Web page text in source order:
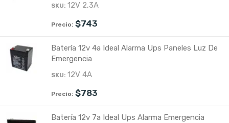
12V 2,3A
$743
Batería 12v 4a Ideal Alarma Ups Paneles Luz De
Emergencia
12V 4A
$783
Batería 12v 7a Ideal Ups Alarma Emergencia